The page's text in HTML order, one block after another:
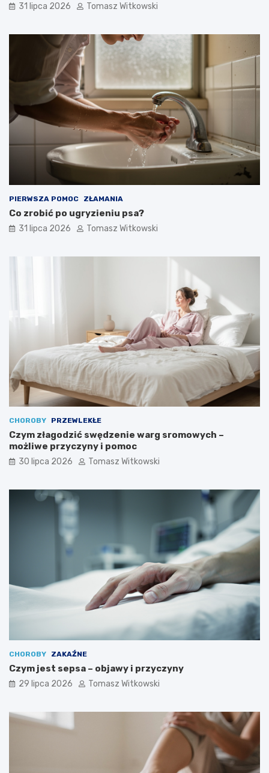
31 lipca 2026 Tomasz Witkowski
PIERWSZA POMOC ZŁAMANIA
Co zrobić po ugryzieniu psa?
31 lipca 2026 Tomasz Witkowski
CHOROBY PRZEWLEKŁE
Czym złagodzić swędzenie warg sromowych –
możliwe przyczyny i pomoc
30 lipca 2026 Tomasz Witkowski
CHOROBY ZAKAŹNE
Czym jest sepsa – objawy i przyczyny
29 lipca 2026 Tomasz Witkowski